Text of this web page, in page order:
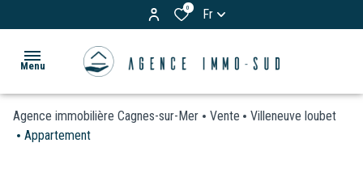
0 Fr
Menu
ACCUEIL
Agence immobilière Cagnes-sur-Mer Vente
Villeneuve loubet
Appartement